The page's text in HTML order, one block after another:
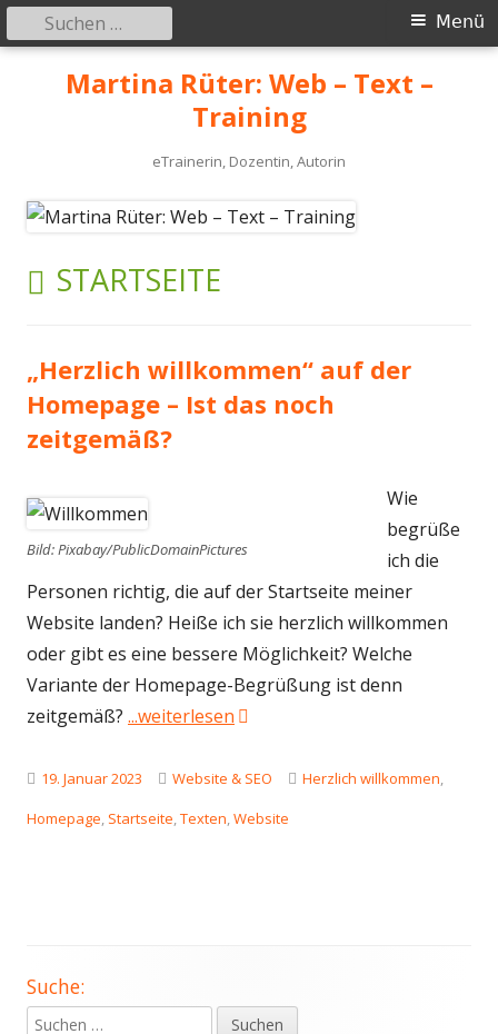
Martina Rüter: Web – Text –
Training
eTrainerin, Dozentin, Autorin
Primäres
Menü
Menü
Suchen
nach:
SCHLAGWORT:
STARTSEITE
„Herzlich willkommen“ auf der
Homepage – Ist das noch
zeitgemäß?
Bild: Pixabay/PublicDomainPictures
Wie
begrüße
ich die
Personen richtig, die auf der Startseite meiner
Website landen? Heiße ich sie herzlich willkommen
oder gibt es eine bessere Möglichkeit? Welche
Variante der Homepage-Begrüßung ist denn
zeitgemäß? ...weiterlesen "„Herzlich willkommen“ auf
Veröffentlicht
am
19. Januar 2023 Kategorien
Website & SEO Schlagwörter
Herzlich willkommen,
Homepage, Startseite,Texten,Website
Haupt-
Suche:
Suchen